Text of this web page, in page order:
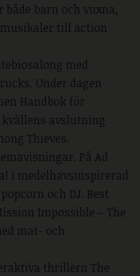
barn och vuxna,
till action
med
Under dagen
Handbok för
avslutning
Thieves.
På Ad
i medelhavsinspirerad
och DJ. Best
Impossible – The
mat- och
thrillern The